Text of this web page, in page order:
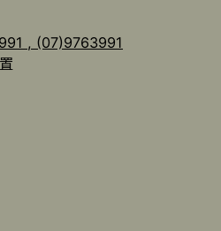
, (07)9763991